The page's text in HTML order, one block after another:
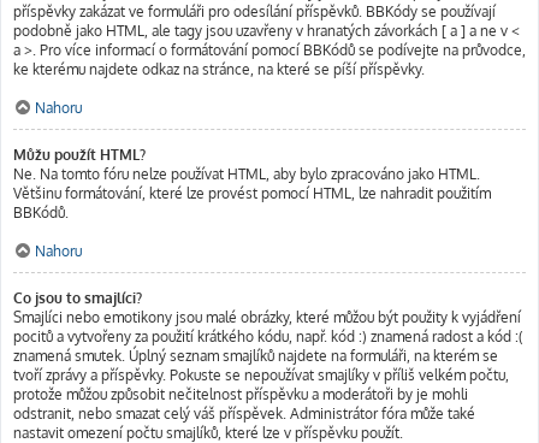
příspěvky zakázat ve formuláři pro odesílání příspěvků. BBKódy se používají
podobně jako HTML, ale tagy jsou uzavřeny v hranatých závorkách [ a ] a ne v <
a >. Pro více informací o formátování pomocí BBKódů se podívejte na průvodce,
ke kterému najdete odkaz na stránce, na které se píší příspěvky.
Nahoru
Můžu použít HTML?
Ne. Na tomto fóru nelze používat HTML, aby bylo zpracováno jako HTML.
Většinu formátování, které lze provést pomocí HTML, lze nahradit použitím
BBKódů.
Nahoru
Co jsou to smajlíci?
Smajlíci nebo emotikony jsou malé obrázky, které můžou být použity k vyjádření
pocitů a vytvořeny za použití krátkého kódu, např. kód :) znamená radost a kód :(
znamená smutek. Úplný seznam smajlíků najdete na formuláři, na kterém se
tvoří zprávy a příspěvky. Pokuste se nepoužívat smajlíky v příliš velkém počtu,
protože můžou způsobit nečitelnost příspěvku a moderátoři by je mohli
odstranit, nebo smazat celý váš příspěvek. Administrátor fóra může také
nastavit omezení počtu smajlíků, které lze v příspěvku použít.